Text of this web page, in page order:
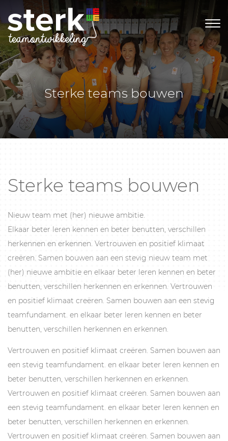
Sterke teams bouwen
Sterke teams bouwen
Nieuw team met (her) nieuwe ambitie.
Elkaar beter leren kennen en beter benutten, verschillen
herkennen en erkennen. Vertrouwen en positief klimaat
creëren. Samen bouwen aan een stevig nieuw team met
(her) nieuwe ambitie en elkaar beter leren kennen en beter
benutten, verschillen herkennen en erkennen. Vertrouwen
en positief klimaat creëren. Samen bouwen aan een stevig
teamfundament. en elkaar beter leren kennen en beter
benutten, verschillen herkennen en erkennen.
Vertrouwen en positief klimaat creëren. Samen bouwen aan
een stevig teamfundament. en elkaar beter leren kennen en
beter benutten, verschillen herkennen en erkennen.
Vertrouwen en positief klimaat creëren. Samen bouwen aan
een stevig teamfundament. en elkaar beter leren kennen en
beter benutten, verschillen herkennen en erkennen.
Vertrouwen en positief klimaat creëren. Samen bouwen aan